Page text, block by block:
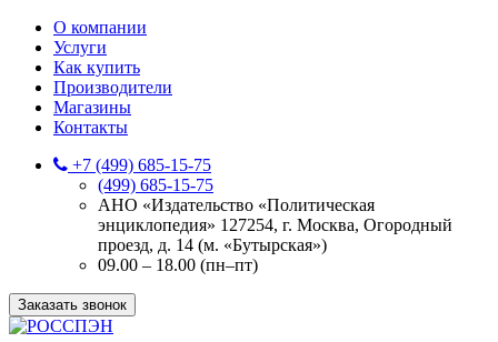
О компании
Услуги
Как купить
Производители
Магазины
Контакты
+7 (499) 685-15-75
(499) 685-15-75
АНО «Издательство «Политическая
энциклопедия» 127254, г. Москва, Огородный
проезд, д. 14 (м. «Бутырская»)
09.00 – 18.00 (пн–пт)
Заказать звонок